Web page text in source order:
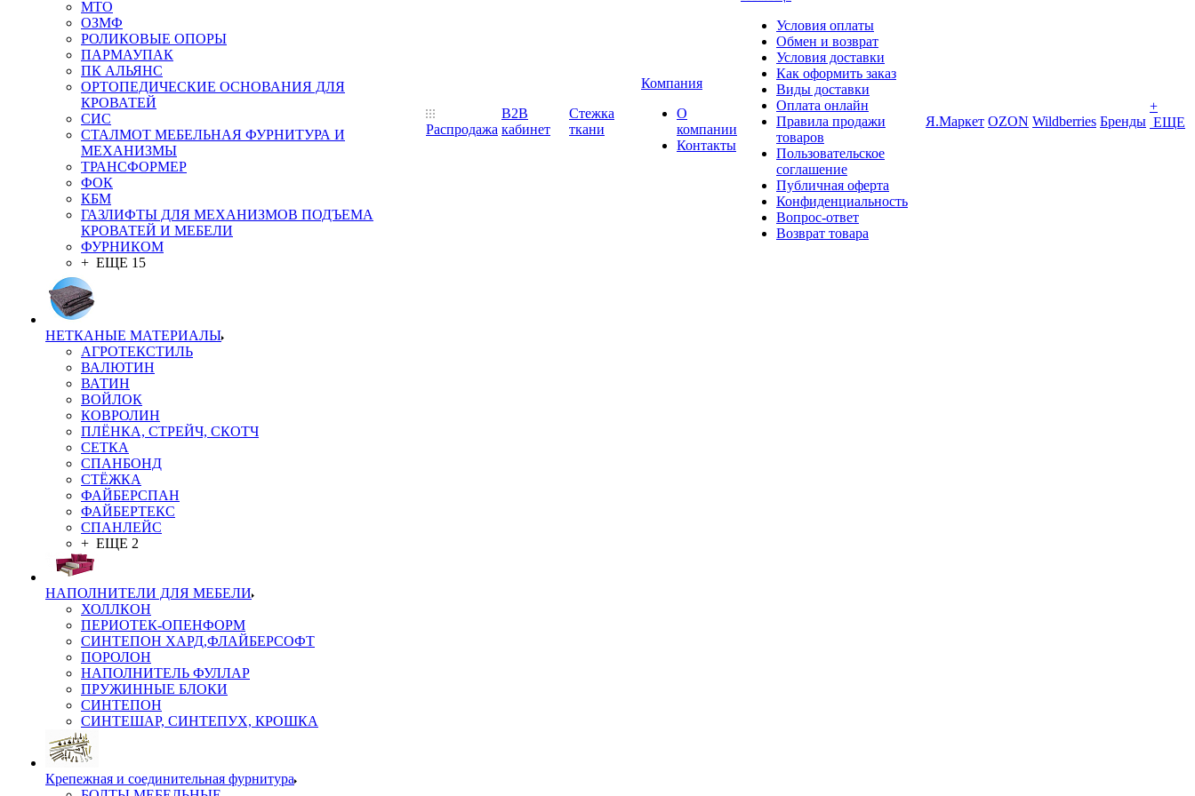
MTO
ОЗМФ
РОЛИКОВЫЕ ОПОРЫ
ПАРМАУПАК
ПК АЛЬЯНС
ОРТОПЕДИЧЕСКИЕ ОСНОВАНИЯ ДЛЯ
КРОВАТЕЙ
СИС
СТАЛМОТ МЕБЕЛЬНАЯ ФУРНИТУРА И
МЕХАНИЗМЫ
ТРАНСФОРМЕР
ФОК
КБМ
ГАЗЛИФТЫ ДЛЯ МЕХАНИЗМОВ ПОДЪЕМА
КРОВАТЕЙ И МЕБЕЛИ
ФУРНИКОМ
+ ЕЩЕ 15
НЕТКАНЫЕ МАТЕРИАЛЫ
АГРОТЕКСТИЛЬ
ВАЛЮТИН
ВАТИН
ВОЙЛОК
КОВРОЛИН
ПЛЁНКА, СТРЕЙЧ, СКОТЧ
СЕТКА
СПАНБОНД
СТЁЖКА
ФАЙБЕРСПАН
ФАЙБЕРТЕКС
СПАНЛЕЙС
+ ЕЩЕ 2
НАПОЛНИТЕЛИ ДЛЯ МЕБЕЛИ
ХОЛЛКОН
ПЕРИОТЕК-ОПЕНФОРМ
СИНТЕПОН ХАРД,ФЛАЙБЕРСОФТ
ПОРОЛОН
НАПОЛНИТЕЛЬ ФУЛЛАР
ПРУЖИННЫЕ БЛОКИ
СИНТЕПОН
СИНТЕШАР, СИНТЕПУХ, КРОШКА
Крепежная и соединительная фурнитура
Распродажа
B2B
кабинет
Стежка
ткани
Компания
О
компании
Контакты
Условия оплаты
Обмен и возврат
Условия доставки
Как оформить заказ
Виды доставки
Оплата онлайн
Правила продажи
товаров
Пользовательское
соглашение
Публичная оферта
Конфиденциальность
Вопрос-ответ
Возврат товара
Я.Маркет OZON Wildberries Бренды
+
ЕЩЕ